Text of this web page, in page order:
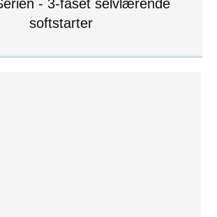
- 3-faset selvlærende
softstarter